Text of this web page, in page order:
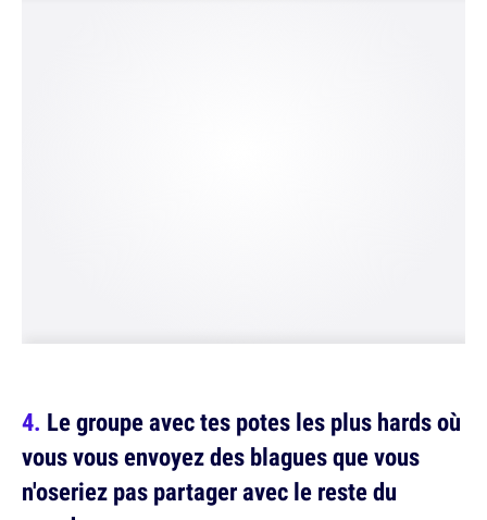
Le groupe avec tes potes les plus hards où
vous vous envoyez des blagues que vous
n'oseriez pas partager avec le reste du